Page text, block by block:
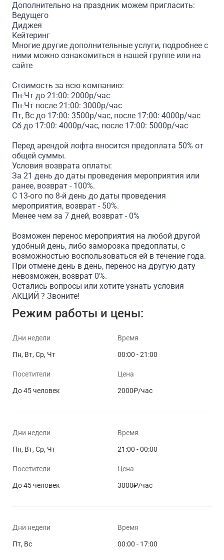
Дополнительно на праздник можем пригласить:
Ведущего
Диджея
Кейтеринг
Многие другие дополнительные услуги, подробнее с
ними можно ознакомиться в нашей группе или на
сайте
Стоимость за всю компанию:
Пн-Чт до 21:00: 2000р/час
Пн-Чт после 21:00: 3000р/час
Пт, Вс до 17:00: 3500р/час, после 17:00: 4000р/час
Сб до 17:00: 4000р/час, после 17:00: 5000р/час
Перед арендой лофта вносится предоплата 50% от
общей суммы.
Условия возврата оплаты:
За 21 день до даты проведения мероприятия или
ранее, возврат - 100%.
С 13-ого по 8-й день до даты проведения
мероприятия, возврат - 50%.
Менее чем за 7 дней, возврат - 0%
Возможен перенос мероприятия на любой другой
удобный день, либо заморозка предоплаты, с
возможностью воспользоваться ей в течение года.
При отмене день в день, перенос на другую дату
невозможен, возврат 0%.
Остались вопросы или хотите узнать условия
АКЦИЙ ? Звоните!
Режим работы и цены:
Дни недели
Пн, Вт, Ср, Чт
Время
00:00 - 21:00
Посетители
До 45 человек
Цена
2000₽/час
Дни недели
Пн, Вт, Ср, Чт
Время
21:00 - 00:00
Посетители
До 45 человек
Цена
3000₽/час
Дни недели
Пт, Вс
Время
00:00 - 17:00